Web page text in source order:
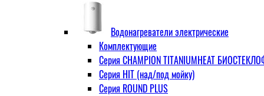
Водонагреватели электрические
Комплектующие
Серия CHAMPION TITANIUMHEAT
Серия HIT (над/под мойку)
Серия ROUND PLUS